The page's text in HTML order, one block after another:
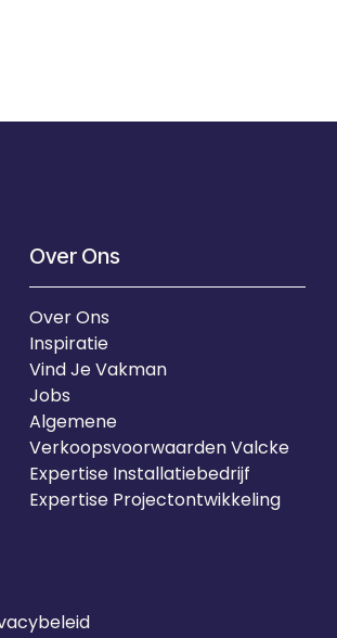
Over Ons
Over Ons
Inspiratie
Vind Je Vakman
Jobs
Algemene
Verkoopsvoorwaarden Valcke
Expertise Installatiebedrijf
Expertise Projectontwikkeling